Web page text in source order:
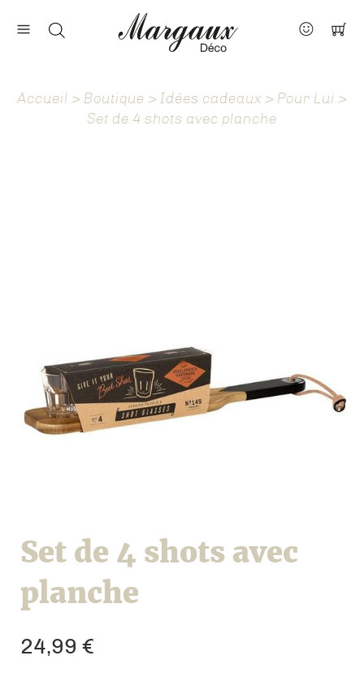
Nos marques
À propos
Accueil > Boutique > Idées cadeaux > Pour Lui >
Set de 4 shots avec planche
Set de 4 shots avec
planche
24,99 €